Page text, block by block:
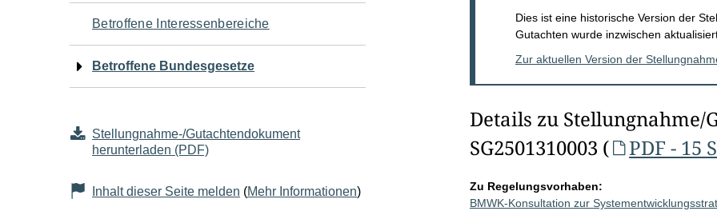
für
den
Seiteninhalt
Betroffene Interessenbereiche
Betroffene Bundesgesetze
Stellungnahme-/Gutachtendokument
herunterladen (PDF)
Inhalt dieser Seite melden (Mehr Informationen)
Dies ist eine historische Version der
Gutachten wurde inzwischen
Zur aktuellen Version der
Details zu Stellungnahme/
SG2501310003 (
PDF - 15
Zu Regelungsvorhaben:
BMWK-Konsultation zur